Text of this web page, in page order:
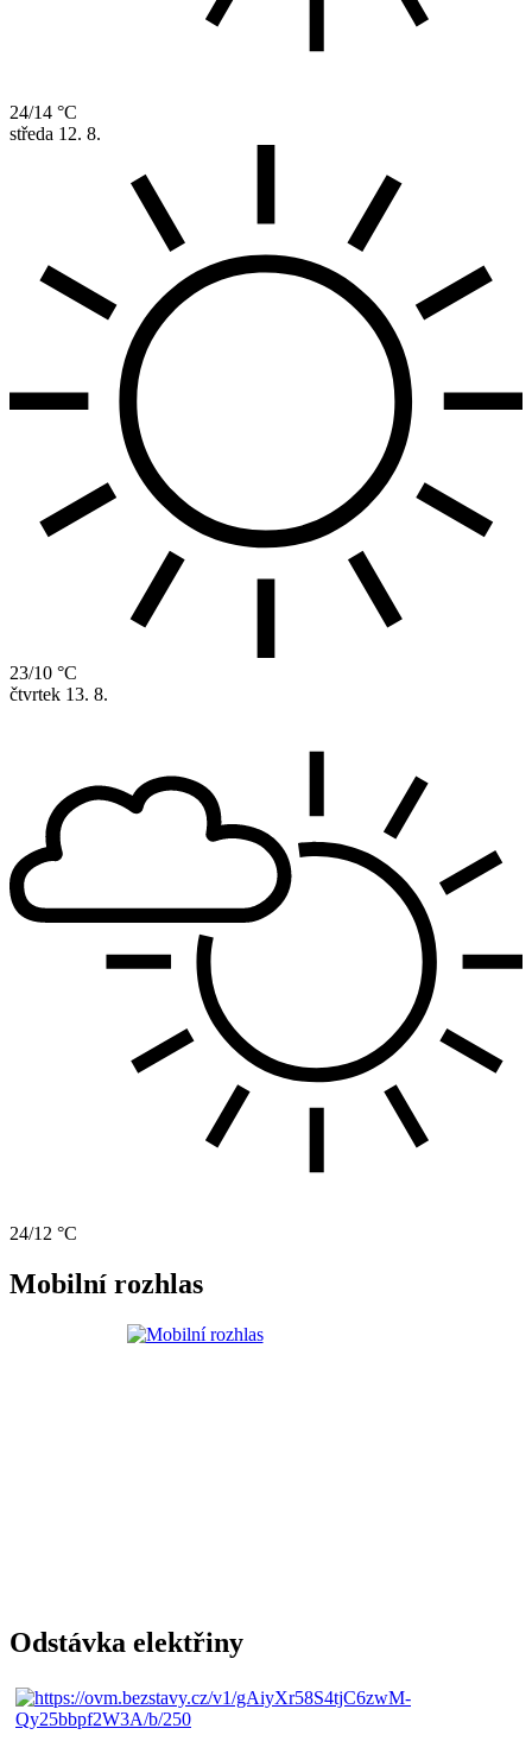
24/14 °C
středa 12. 8.
23/10 °C
čtvrtek 13. 8.
24/12 °C
Mobilní rozhlas
Odstávka elektřiny